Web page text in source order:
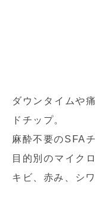
ダウンタイムや
ドチップ。
麻酔不要のSFA
目的別のマイク
キビ、赤み、シ